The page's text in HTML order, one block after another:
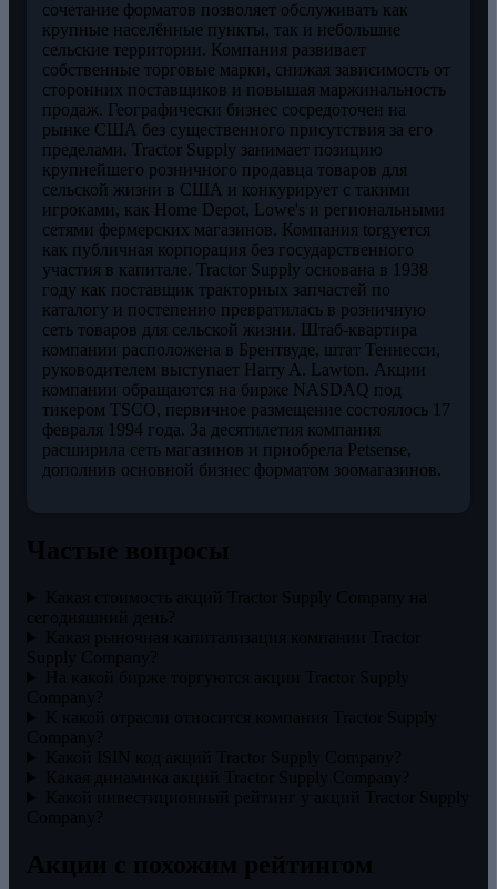
сочетание форматов позволяет обслуживать как
крупные населённые пункты, так и небольшие
сельские территории. Компания развивает
собственные торговые марки, снижая зависимость от
сторонних поставщиков и повышая маржинальность
продаж. Географически бизнес сосредоточен на
рынке США без существенного присутствия за его
пределами. Tractor Supply занимает позицию
крупнейшего розничного продавца товаров для
сельской жизни в США и конкурирует с такими
игроками, как Home Depot, Lowe's и региональными
сетями фермерских магазинов. Компания torgуется
как публичная корпорация без государственного
участия в капитале. Tractor Supply основана в 1938
году как поставщик тракторных запчастей по
каталогу и постепенно превратилась в розничную
сеть товаров для сельской жизни. Штаб-квартира
компании расположена в Брентвуде, штат Теннесси,
руководителем выступает Harry A. Lawton. Акции
компании обращаются на бирже NASDAQ под
тикером TSCO, первичное размещение состоялось 17
февраля 1994 года. За десятилетия компания
расширила сеть магазинов и приобрела Petsense,
дополнив основной бизнес форматом зоомагазинов.